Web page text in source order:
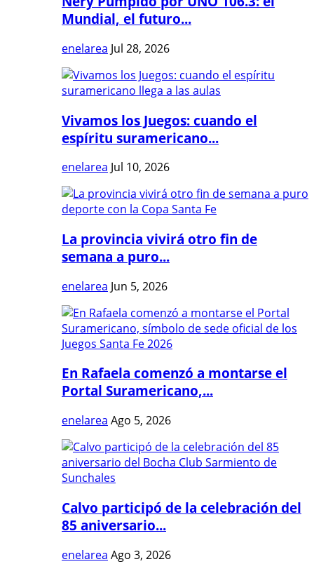
Mundial, el futuro...
enelarea Jul 28, 2026
Vivamos los Juegos: cuando el
espíritu suramericano...
enelarea Jul 10, 2026
La provincia vivirá otro fin de
semana a puro...
enelarea Jun 5, 2026
En Rafaela comenzó a montarse el
Portal Suramericano,...
enelarea Ago 5, 2026
Calvo participó de la celebración del
85 aniversario...
enelarea Ago 3, 2026